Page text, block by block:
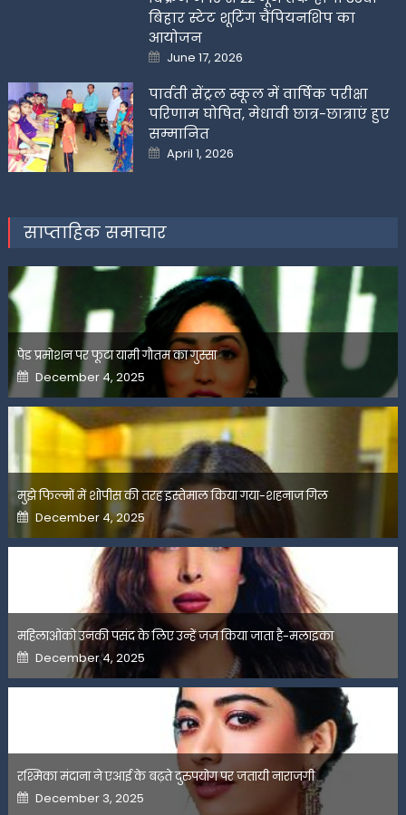
बिहार स्टेट शूटिंग चैंपियनशिप का
आयोजन
Posted
on
June 17, 2026
पार्वती सेंट्रल स्कूल में वार्षिक परीक्षा
परिणाम घोषित, मेधावी छात्र-छात्राएं हुए
सम्मानित
Posted
on
April 1, 2026
साप्ताहिक समाचार
पेड प्रमोशन पर फूटा यामी गौतम का गुस्सा
Posted
on
December 4, 2025
मुझे फिल्मों में शोपीस की तरह इस्तेमाल किया गया-शहनाज गिल
Posted
on
December 4, 2025
महिलाओंको उनकी पसंद के लिए उन्हें जज किया जाता है-मलाइका
Posted
on
December 4, 2025
रश्मिका मंदाना ने एआई के बढ़ते दुरुपयोग पर जतायी नाराजगी
Posted
on
December 3, 2025